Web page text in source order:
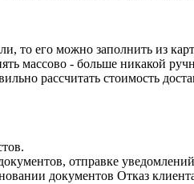
то его можно заполнить из
массово - больше никакой
рассчитать стоимость
отправке
документов Отказ